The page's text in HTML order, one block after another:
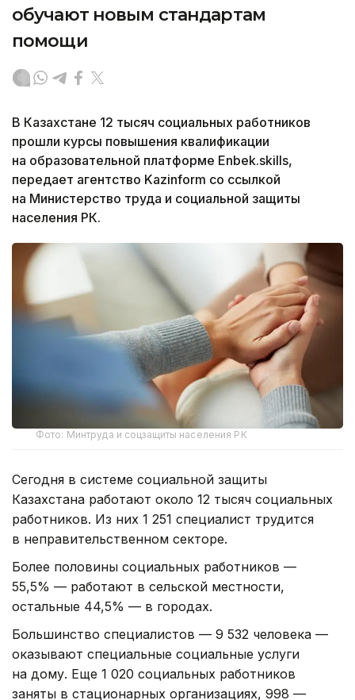
обучают новым стандартам
помощи
В Казахстане 12 тысяч социальных работников
прошли курсы повышения квалификации
на образовательной платформе Enbek.skills,
передает агентство Kazinform со ссылкой
на Министерство труда и социальной защиты
населения РК.
Фото: Минтруда и соцзащиты населения РК
Сегодня в системе социальной защиты
Казахстана работают около 12 тысяч социальных
работников. Из них 1 251 специалист трудится
в неправительственном секторе.
Более половины социальных работников —
55,5% — работают в сельской местности,
остальные 44,5% — в городах.
Большинство специалистов — 9 532 человека —
оказывают специальные социальные услуги
на дому. Еще 1 020 социальных работников
заняты в стационарных организациях, 998 —